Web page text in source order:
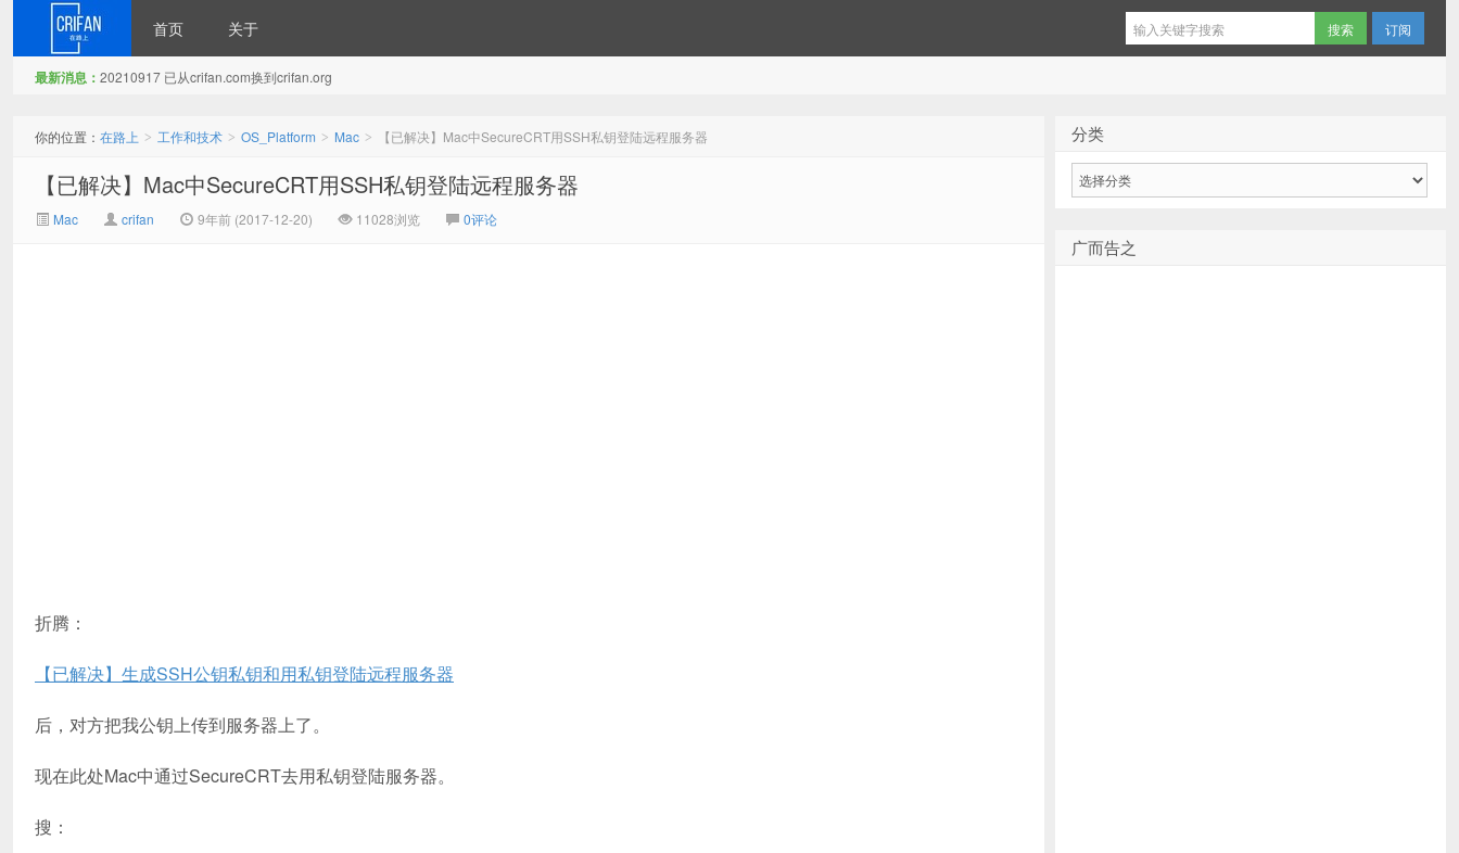
首页 关于 订阅
最新消息： 20210917 已从crifan.com换到crifan.org
你的位置： 在路上 > 工作和技术 > OS_Platform > Mac > 【已解决】Mac中SecureCRT用SSH私钥登陆远程服务器
【已解决】Mac中SecureCRT用SSH私钥登陆远程服务器
Mac crifan 9年前 (2017-12-20) 11028浏览 0评论
折腾：
【已解决】生成SSH公钥私钥和用私钥登陆远程服务器
后，对方把我公钥上传到服务器上了。
现在此处Mac中通过SecureCRT去用私钥登陆服务器。
搜：
分类
广而告之